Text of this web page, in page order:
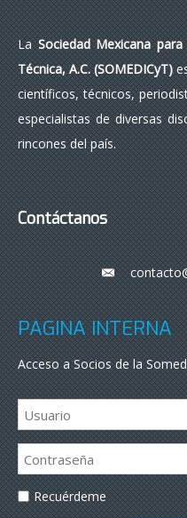
LaSociedad Mexicana
Técnica, A.C. (SOMEDICyT)
científicos, técnicos,
especialistas de diversas
rincones del país.
Contáctanos
___
PÁGINA INTERNA
Acceso a Socios de la
Recuérdeme